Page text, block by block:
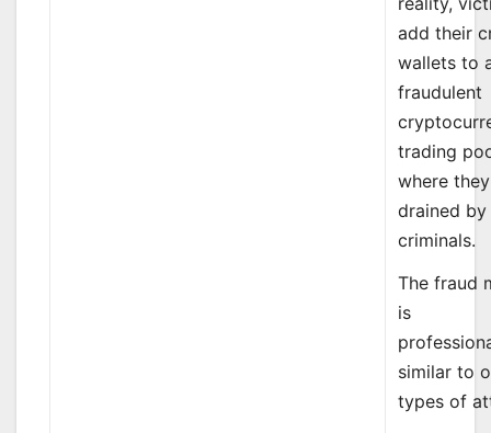
add their
wallets to
fraudulent
trading
where
drained by
criminals.
The fraud
is
similar to
types of